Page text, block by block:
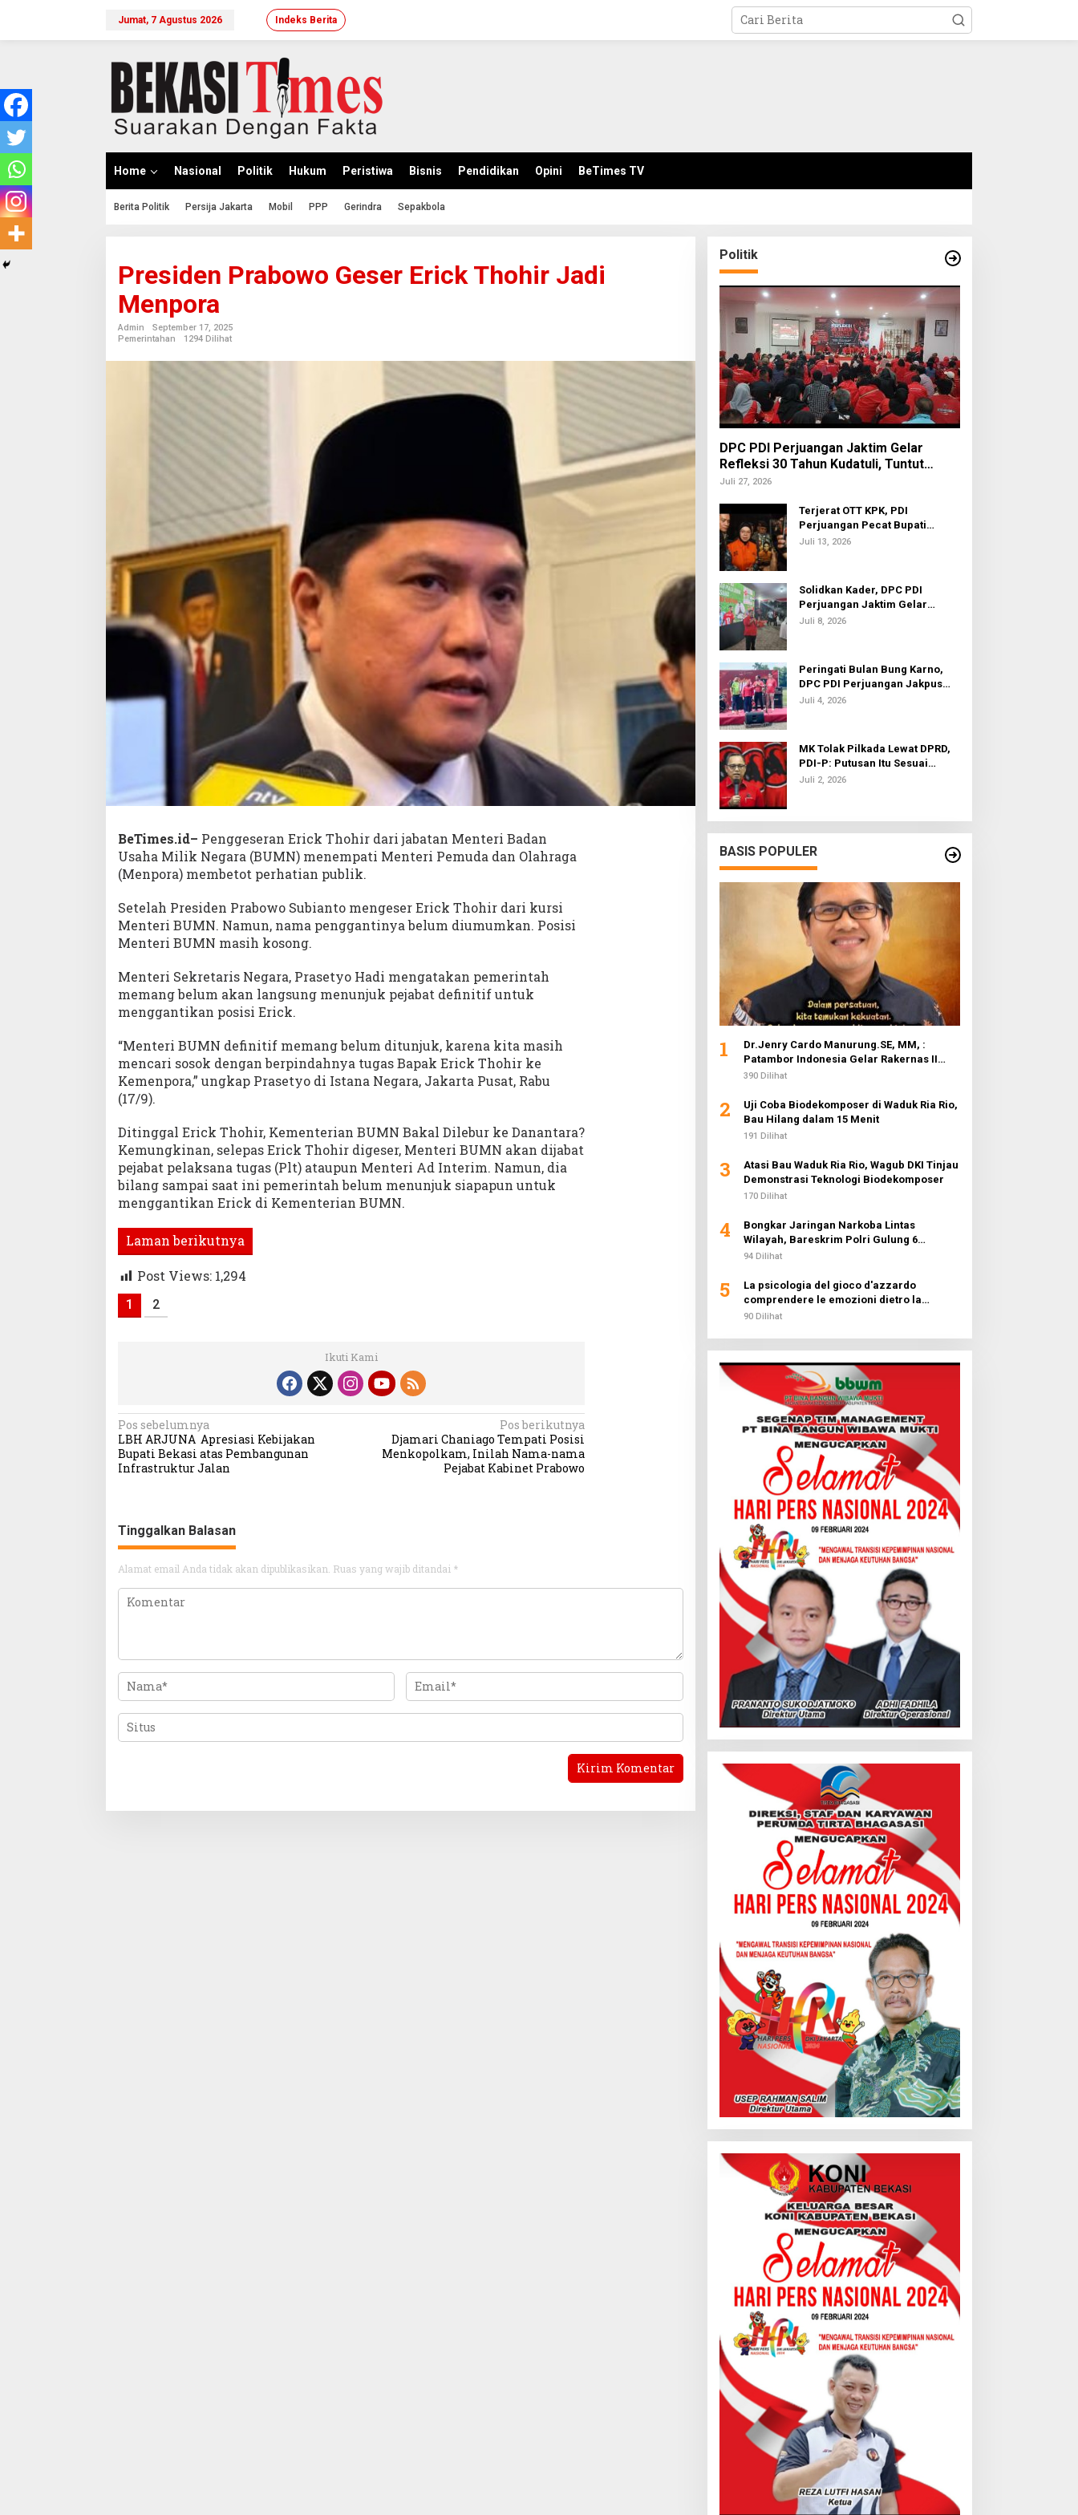
Jumat, 7 Agustus 2026 Indeks Berita
Home Nasional Politik Hukum Peristiwa Bisnis Pendidikan Opini BeTimes TV
Berita Politik Persija Jakarta Mobil PPP Gerindra Sepakbola
Presiden Prabowo Geser Erick Thohir Jadi
Menpora
Admin
September 17, 2025
Pemerintahan
1294 Dilihat
BeTimes.id– Penggeseran Erick Thohir dari jabatan Menteri Badan
Usaha Milik Negara (BUMN) menempati Menteri Pemuda dan Olahraga
(Menpora) membetot perhatian publik.
Setelah Presiden Prabowo Subianto mengeser Erick Thohir dari kursi
Menteri BUMN. Namun, nama penggantinya belum diumumkan. Posisi
Menteri BUMN masih kosong.
Menteri Sekretaris Negara, Prasetyo Hadi mengatakan pemerintah
memang belum akan langsung menunjuk pejabat definitif untuk
menggantikan posisi Erick.
“Menteri BUMN definitif memang belum ditunjuk, karena kita masih
mencari sosok dengan berpindahnya tugas Bapak Erick Thohir ke
Kemenpora,” ungkap Prasetyo di Istana Negara, Jakarta Pusat, Rabu
(17/9).
Ditinggal Erick Thohir, Kementerian BUMN Bakal Dilebur ke Danantara?
Kemungkinan, selepas Erick Thohir digeser, Menteri BUMN akan dijabat
pejabat pelaksana tugas (Plt) ataupun Menteri Ad Interim. Namun, dia
bilang sampai saat ini pemerintah belum menunjuk siapapun untuk
menggantikan Erick di Kementerian BUMN.
Laman berikutnya
Post Views: 1,294
1 2
Ikuti Kami
Navigasi
pos
Pos sebelumnya
LBH ARJUNA Apresiasi Kebijakan
Bupati Bekasi atas Pembangunan
Infrastruktur Jalan
Pos berikutnya
Djamari Chaniago Tempati Posisi
Menkopolkam, Inilah Nama-nama
Pejabat Kabinet Prabowo
Tinggalkan Balasan
Alamat email Anda tidak akan dipublikasikan. Ruas yang wajib ditandai *
Politik
DPC PDI Perjuangan Jaktim Gelar
Refleksi 30 Tahun Kudatuli, Tuntut
Penuntasan Hukum Aktor Intelektual
Juli 27, 2026
Terjerat OTT KPK, PDI
Perjuangan Pecat Bupati
Sukoharjo Etik Suryani
Juli 13, 2026
Solidkan Kader, DPC PDI
Perjuangan Jaktim Gelar
Nobar Piala Dunia 2026
Juli 8, 2026
Peringati Bulan Bung Karno,
DPC PDI Perjuangan Jakpus
Gelar Turnamen Sepak Bola U-
Juli 4, 2026
MK Tolak Pilkada Lewat DPRD,
PDI-P: Putusan Itu Sesuai
dengan Semangat Reformasi
Juli 2, 2026
BASIS POPULER
1
Dr.Jenry Cardo Manurung.SE, MM, :
Patambor Indonesia Gelar Rakernas II
Evaluasi Program Kerja
390 Dilihat
2
Uji Coba Biodekomposer di Waduk Ria Rio,
Bau Hilang dalam 15 Menit
191 Dilihat
3
Atasi Bau Waduk Ria Rio, Wagub DKI Tinjau
Demonstrasi Teknologi Biodekomposer
170 Dilihat
4
Bongkar Jaringan Narkoba Lintas
Wilayah, Bareskrim Polri Gulung 6
Pengedar dan Buru 2 DPO
94 Dilihat
5
La psicologia del gioco d'azzardo
comprendere le emozioni dietro la
fortuna
90 Dilihat